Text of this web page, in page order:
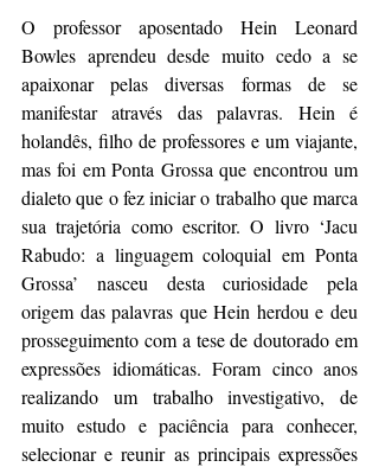
O professor aposentado Hein Leonard
Bowles aprendeu desde muito cedo a se
apaixonar pelas diversas formas de se
manifestar através das palavras. Hein é
holandês, filho de professores e um viajante,
mas foi em Ponta Grossa que encontrou um
dialeto que o fez iniciar o trabalho que marca
sua trajetória como escritor. O livro ‘Jacu
Rabudo: a linguagem coloquial em Ponta
Grossa’ nasceu desta curiosidade pela
origem das palavras que Hein herdou e deu
prosseguimento com a tese de doutorado em
expressões idiomáticas. Foram cinco anos
realizando um trabalho investigativo, de
muito estudo e paciência para conhecer,
selecionar e reunir as principais expressões